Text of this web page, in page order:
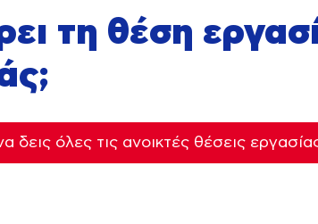
τη θέση
δεις όλες τις ανοικτές θέσεις